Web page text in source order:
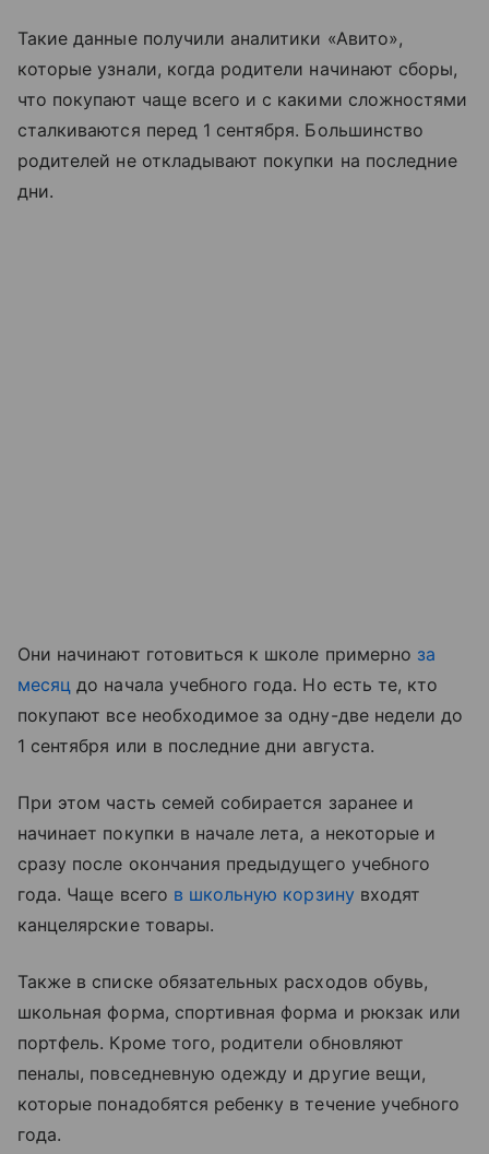
Такие данные получили аналитики «Авито»,
которые узнали, когда родители начинают сборы,
что покупают чаще всего и с какими сложностями
сталкиваются перед 1 сентября. Большинство
родителей не откладывают покупки на последние
дни.
Они начинают готовиться к школе примерно за
месяц до начала учебного года. Но есть те, кто
покупают все необходимое за одну-две недели до
1 сентября или в последние дни августа.
При этом часть семей собирается заранее и
начинает покупки в начале лета, а некоторые и
сразу после окончания предыдущего учебного
года. Чаще всего в школьную корзину входят
канцелярские товары.
Также в списке обязательных расходов обувь,
школьная форма, спортивная форма и рюкзак или
портфель. Кроме того, родители обновляют
пеналы, повседневную одежду и другие вещи,
которые понадобятся ребенку в течение учебного
года.